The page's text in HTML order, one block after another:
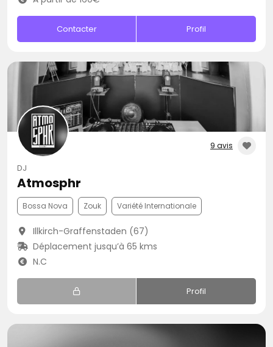
Contacter Profil
9 avis
DJ
Atmosphr
Bossa Nova Zouk Variété Internationale
Illkirch-Graffenstaden (67)
Déplacement jusqu’à 65 kms
N.C
Profil